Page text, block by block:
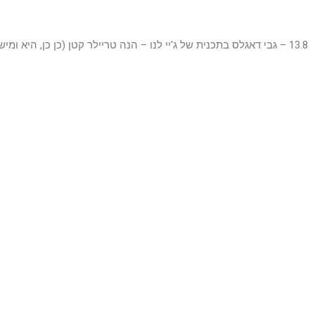
13.8 – גבי דאגלס בתכנית של ג'יי לנו – הנה טריילר קטן (כן כן, היא ומישל אובמה מתראיינות ביחד!):